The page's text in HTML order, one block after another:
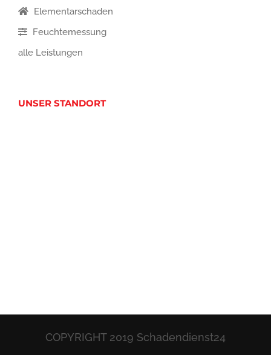
Elementarschaden
Feuchtemessung
alle Leistungen
UNSER STANDORT
COPYRIGHT 2019 Schadendienst24